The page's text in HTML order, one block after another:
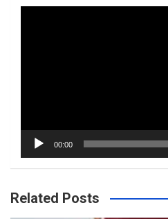
00:00
Related Posts